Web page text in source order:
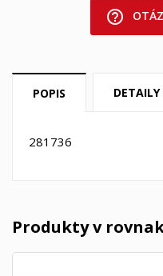
help_outline
POPIS
281736
Produkty v